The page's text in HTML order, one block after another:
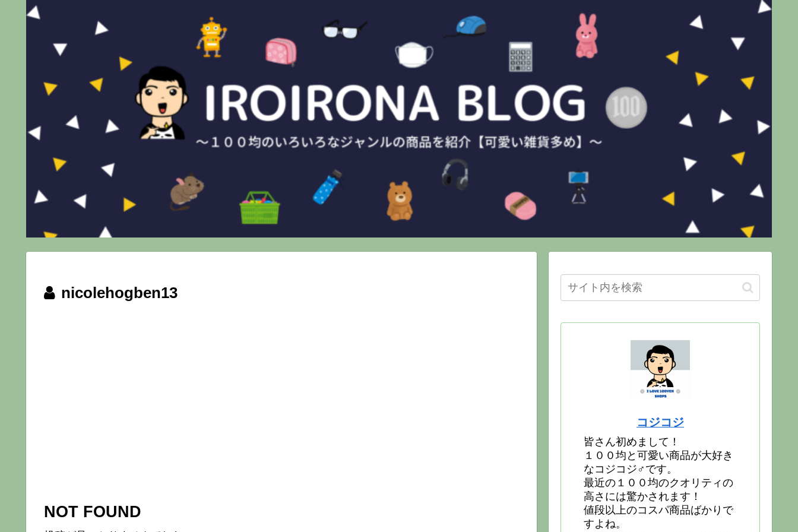
nicolehogben13
NOT FOUND
コジコジ
皆さん初めまして！
１００均と可愛い商品が大好き
なコジコジ♂です。
最近の１００均のクオリティの
高さには驚かされます！
値段以上のコスパ商品ばかりで
すよね。